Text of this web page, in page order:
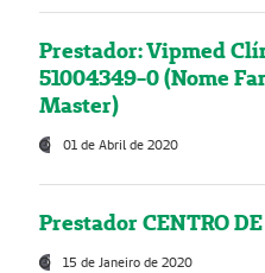
Prestador: Vipmed
51004349-0 (Nome
Master)
01 de Abril de 2020
Prestador CENTRO
15 de Janeiro de 2020